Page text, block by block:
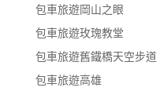
包車旅遊岡山之眼
包車旅遊玫瑰教堂
包車旅遊舊鐵橋天空步道
包車旅遊高雄